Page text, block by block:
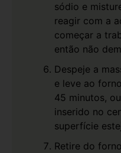
sódio e
reagir com a
começar a
então não
Despeje a
e leve ao
45 minutos,
inserido no
superfície
Retire do